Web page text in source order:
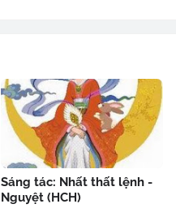
Sáng tác: Nhất thất lệnh -
Nguyệt (HCH)